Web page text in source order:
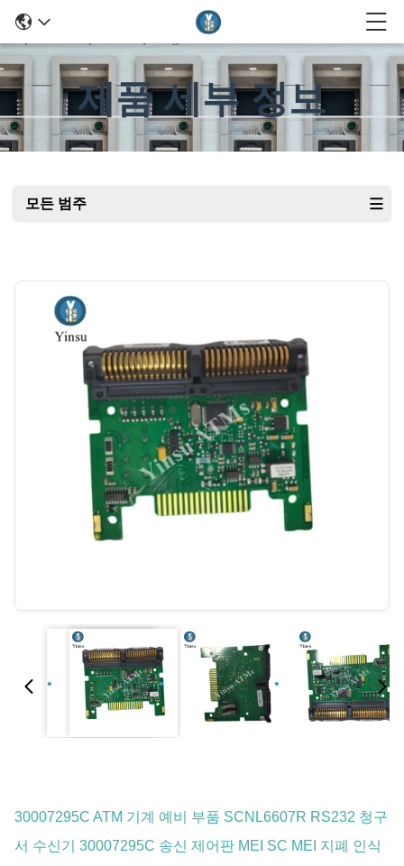
제품 세부 정보
모든 범주
30007295C ATM 기계 예비 부품 SCNL6607R RS232 청구
서 수신기 30007295C 송신 제어판 MEI SC MEI 지폐 인식